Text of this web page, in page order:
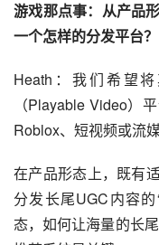
游戏那点事：从产品
一个怎样的分发平台？
Heath：我们希望
（Playable Video）
Roblox、短视频或流
在产品形态上，既有
分发长尾UGC内容
态，如何让海量的长